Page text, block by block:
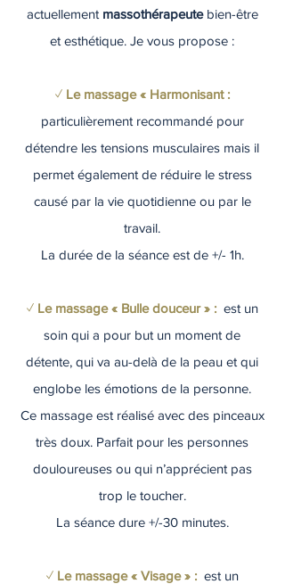
actuellement massothérapeutebien-être
et esthétique. Je vous propose :
✓ Le massage « Harmonisant :
particulièrement recommandé pour
détendre les tensions musculaires mais il
permet également de réduire le stress
causé par la vie quotidienne ou par le
travail.
La durée de la séance est de +/- 1h.
✓ Le massage « Bulle douceur » : est un
soin qui a pour but un moment de
détente, qui va au-delà de la peau et qui
englobe les émotions de la personne.
Ce massage est réalisé avec des pinceaux
très doux. Parfait pour les personnes
douloureuses ou qui n’apprécient pas
trop le toucher.
La séance dure +/-30 minutes.
✓ Le massage « Visage » : est un